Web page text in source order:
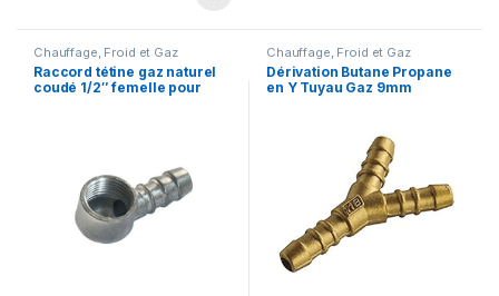
Chauffage, Froid et Gaz
Raccord tétine gaz naturel
coudé 1/2″ femelle pour
Chauffage, Froid et Gaz
Dérivation Butane Propane
en Y Tuyau Gaz 9mm